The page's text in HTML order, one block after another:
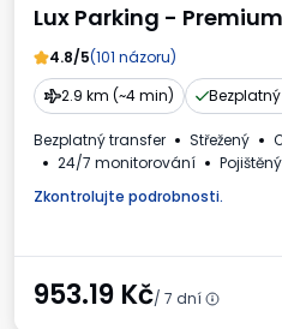
Lux Parking -
4.8/5(101 názoru)
2.9 km (~4 min)
Bezplatný transfer Střežený
24/7 monitorování
Pojištěný
Zkontrolujte podrobnosti.
953.19 Kč/ 7 dní